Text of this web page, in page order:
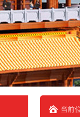
当前